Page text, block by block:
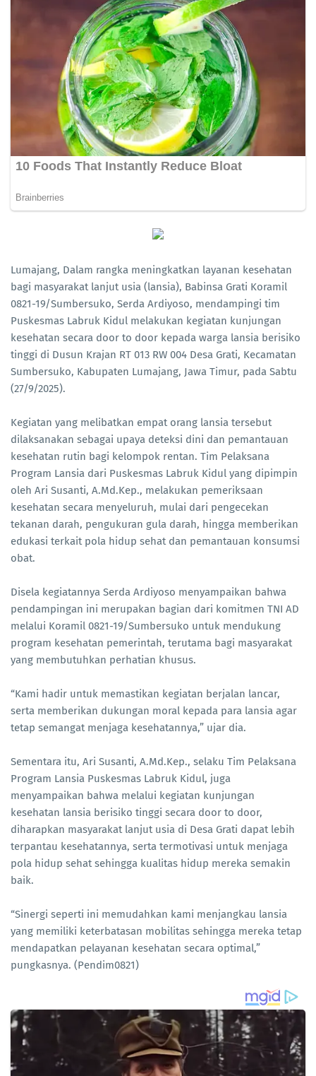
Lumajang, Dalam rangka meningkatkan layanan kesehatan
bagi masyarakat lanjut usia (lansia), Babinsa Grati Koramil
0821-19/Sumbersuko, Serda Ardiyoso, mendampingi tim
Puskesmas Labruk Kidul melakukan kegiatan kunjungan
kesehatan secara door to door kepada warga lansia berisiko
tinggi di Dusun Krajan RT 013 RW 004 Desa Grati, Kecamatan
Sumbersuko, Kabupaten Lumajang, Jawa Timur, pada Sabtu
(27/9/2025).
Kegiatan yang melibatkan empat orang lansia tersebut
dilaksanakan sebagai upaya deteksi dini dan pemantauan
kesehatan rutin bagi kelompok rentan. Tim Pelaksana
Program Lansia dari Puskesmas Labruk Kidul yang dipimpin
oleh Ari Susanti, A.Md.Kep., melakukan pemeriksaan
kesehatan secara menyeluruh, mulai dari pengecekan
tekanan darah, pengukuran gula darah, hingga memberikan
edukasi terkait pola hidup sehat dan pemantauan konsumsi
obat.
Disela kegiatannya Serda Ardiyoso menyampaikan bahwa
pendampingan ini merupakan bagian dari komitmen TNI AD
melalui Koramil 0821-19/Sumbersuko untuk mendukung
program kesehatan pemerintah, terutama bagi masyarakat
yang membutuhkan perhatian khusus.
“Kami hadir untuk memastikan kegiatan berjalan lancar,
serta memberikan dukungan moral kepada para lansia agar
tetap semangat menjaga kesehatannya,” ujar dia.
Sementara itu, Ari Susanti, A.Md.Kep., selaku Tim Pelaksana
Program Lansia Puskesmas Labruk Kidul, juga
menyampaikan bahwa melalui kegiatan kunjungan
kesehatan lansia berisiko tinggi secara door to door,
diharapkan masyarakat lanjut usia di Desa Grati dapat lebih
terpantau kesehatannya, serta termotivasi untuk menjaga
pola hidup sehat sehingga kualitas hidup mereka semakin
baik.
“Sinergi seperti ini memudahkan kami menjangkau lansia
yang memiliki keterbatasan mobilitas sehingga mereka tetap
mendapatkan pelayanan kesehatan secara optimal,”
pungkasnya. (Pendim0821)